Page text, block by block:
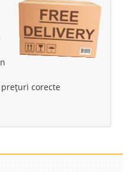
corecte